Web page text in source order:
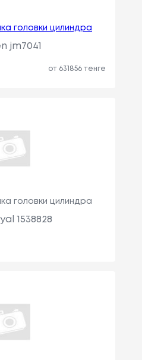
головки цилиндра
jm7041
от 631856 тенге
головки цилиндра
1538828